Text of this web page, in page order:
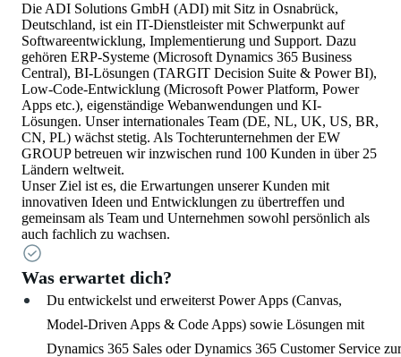
Die ADI Solutions GmbH (ADI) mit Sitz in Osnabrück,
Deutschland, ist ein IT-Dienstleister mit Schwerpunkt auf
Softwareentwicklung, Implementierung und Support. Dazu
gehören ERP-Systeme (Microsoft Dynamics 365 Business
Central), BI-Lösungen (TARGIT Decision Suite & Power BI),
Low-Code-Entwicklung (Microsoft Power Platform, Power
Apps etc.), eigenständige Webanwendungen und KI-
Lösungen. Unser internationales Team (DE, NL, UK, US, BR,
CN, PL) wächst stetig. Als Tochterunternehmen der EW
GROUP betreuen wir inzwischen rund 100 Kunden in über 25
Ländern weltweit.
Unser Ziel ist es, die Erwartungen unserer Kunden mit
innovativen Ideen und Entwicklungen zu übertreffen und
gemeinsam als Team und Unternehmen sowohl persönlich als
auch fachlich zu wachsen.
Was erwartet dich?
Du entwickelst und erweiterst Power Apps (Canvas,
Model‑Driven Apps & Code Apps) sowie Lösungen mit
Dynamics 365 Sales oder Dynamics 365 Customer Service zur